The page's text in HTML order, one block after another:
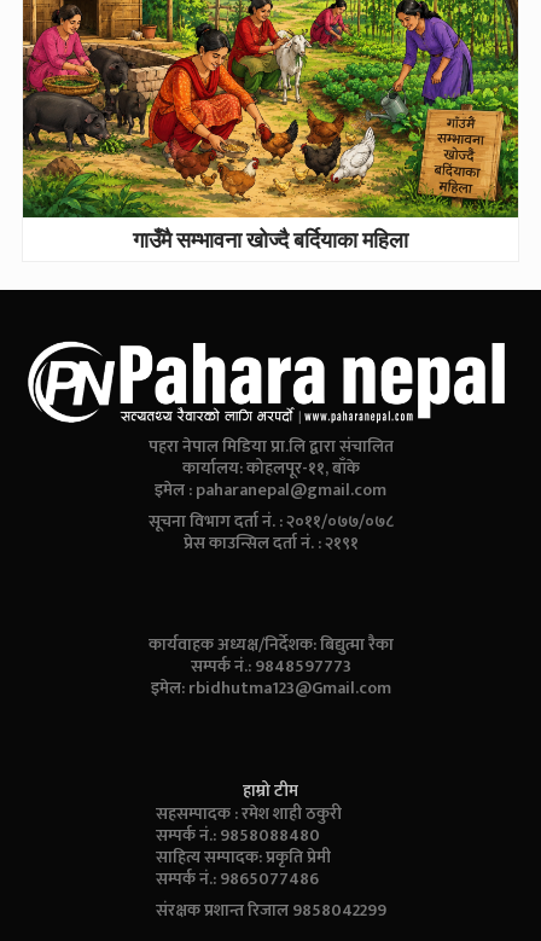
गाउँमै सम्भावना खोज्दै बर्दियाका महिला
पहरा नेपाल मिडिया प्रा.लि द्वारा संचालित
कार्यालय: कोहलपूर-११, बाँके
इमेल :paharanepal@gmail.com
सूचना विभाग दर्ता नं. : २०११/०७७/०७८
प्रेस काउन्सिल दर्ता नं. : २१९१
कार्यवाहक अध्यक्ष/निर्देशक: बिद्युत्मा रैका
सम्पर्क नं.: 9848597773
इमेल:rbidhutma123@Gmail.com
हाम्रो टीम
सहसम्पादक : रमेश शाही ठकुरी
सम्पर्क नं.: 9858088480
साहित्य सम्पादक: प्रकृति प्रेमी
सम्पर्क नं.: 9865077486
संरक्षक प्रशान्त रिजाल 9858042299